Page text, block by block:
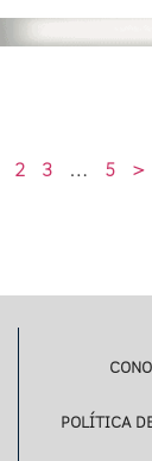
2 3 … 5 >
POLÍTICA